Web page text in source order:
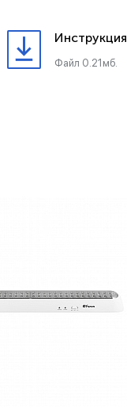
Инструкция
Файл 0.21мб.